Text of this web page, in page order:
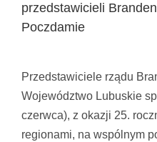
przedstawicieli
Poczdamie
większy
obrazek
Przedstawiciele rządu
Województwo Lubuskie
czerwca), z okazji 25.
regionami, na wspólnym